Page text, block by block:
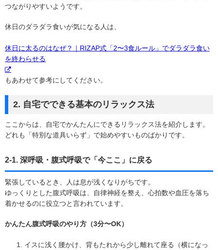
つながりやすいようです。
休日のダラダラ食いが気になる人は、
休日に太るのはなぜ？｜RIZAP式「2〜3食ルール」でダラダラ食い
を終わらせる
もあわせて参考にしてください。
2. 自宅でできる基本のリラックス法
ここからは、自宅でかんたんにできるリラックス法を紹介します。
どれも「特別な道具いらず」で始めやすいものばかりです。
2-1. 深呼吸・腹式呼吸で「今ここ」に戻る
緊張しているとき、人は息が浅くなりがちです。
ゆっくりとした腹式呼吸は、自律神経を整え、心拍数や血圧を落ち
着かせるのに役立つと言われています。
かんたん腹式呼吸のやり方（3分〜OK）
イスに浅く腰かけ、背もたれから少し離れて座る（横になっ